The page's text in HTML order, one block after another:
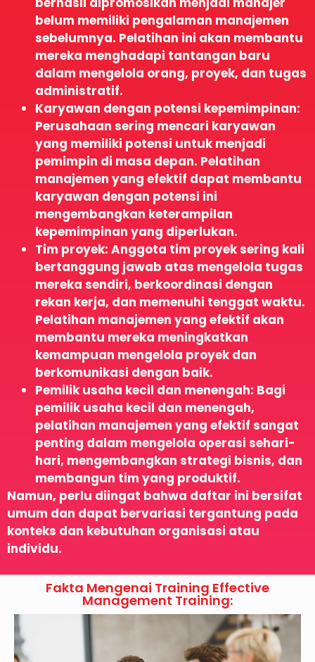
belum memiliki pengalaman manajemen
sebelumnya. Pelatihan ini akan membantu
mereka menghadapi tantangan baru
dalam mengelola orang, proyek, dan tugas
administratif.
Karyawan dengan potensi kepemimpinan:
Perusahaan sering mencari karyawan
yang memiliki potensi untuk menjadi
pemimpin di masa depan. Pelatihan
manajemen yang efektif dapat membantu
karyawan dengan potensi ini
mengembangkan keterampilan
kepemimpinan yang diperlukan.
Tim proyek: Anggota tim proyek sering kali
bertanggung jawab atas mengelola tugas
mereka sendiri, berkoordinasi dengan
rekan kerja, dan memenuhi tenggat waktu.
Pelatihan manajemen yang efektif akan
membantu mereka meningkatkan
kemampuan mengelola proyek dan
berkomunikasi dengan baik.
Pemilik usaha kecil dan menengah: Bagi
pemilik usaha kecil dan menengah,
pelatihan manajemen yang efektif sangat
penting dalam mengelola operasi sehari-
hari, mengembangkan strategi bisnis, dan
membangun tim yang produktif.
Namun, perlu diingat bahwa daftar ini bersifat
umum dan dapat bervariasi tergantung pada
konteks dan kebutuhan organisasi atau
individu.
Fakta Mengenai Training Effective
Management Training: